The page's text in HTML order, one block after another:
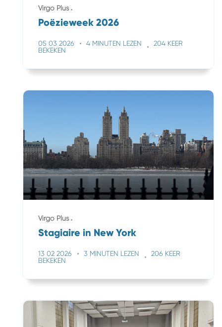
Virgo Plus
Poëzieweek 2026
05 03 2026 4 MINUTEN LEZEN
204 KEER
BEKEKEN
Virgo Plus
Stagiaire in New York
13 02 2026 3 MINUTEN LEZEN
206 KEER
BEKEKEN